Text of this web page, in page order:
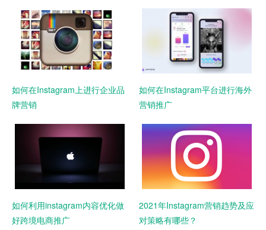
如何在Instagram上进行企业品
牌营销
如何在Instagram平台进行海外
营销推广
如何利用instagram内容优化做
好跨境电商推广
2021年Instagram营销趋势及应
对策略有哪些？